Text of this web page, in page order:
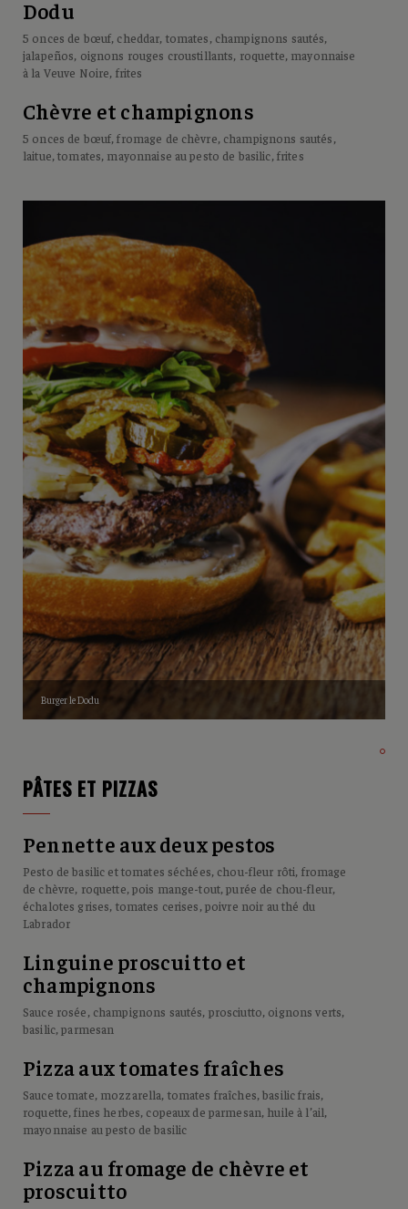
Dodu
5 onces de bœuf, cheddar, tomates, champignons sautés,
jalapeños, oignons rouges croustillants, roquette, mayonnaise
à la Veuve Noire, frites
Chèvre et champignons
5 onces de bœuf, fromage de chèvre, champignons sautés,
laitue, tomates, mayonnaise au pesto de basilic, frites
Burger le Dodu
PÂTES ET PIZZAS
Pennette aux deux pestos
Pesto de basilic et tomates séchées, chou-fleur rôti, fromage
de chèvre, roquette, pois mange-tout, purée de chou-fleur,
échalotes grises, tomates cerises, poivre noir au thé du
Labrador
Linguine proscuitto et
champignons
Sauce rosée, champignons sautés, prosciutto, oignons verts,
basilic, parmesan
Pizza aux tomates fraîches
Sauce tomate, mozzarella, tomates fraîches, basilic frais,
roquette, fines herbes, copeaux de parmesan, huile à l’ail,
mayonnaise au pesto de basilic
Pizza au fromage de chèvre et
proscuitto